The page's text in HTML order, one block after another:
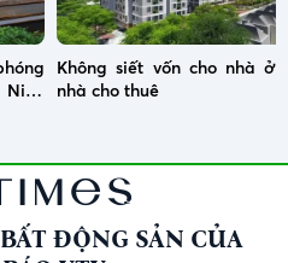
Không siết vốn cho nhà ở
nhà cho thuê
ĐỘNG SẢN CỦA